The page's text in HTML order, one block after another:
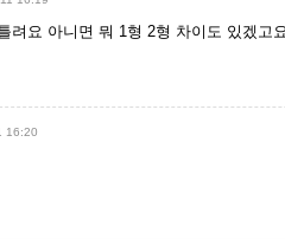
려요 아니면 뭐 1형 2형 차이도 있겠고
16:20